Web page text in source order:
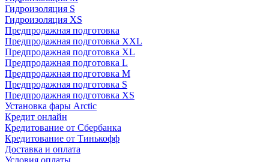
Гидроизоляция S
Гидроизоляция XS
Предпродажная подготовка
Предпродажная подготовка XXL
Предпродажная подготовка XL
Предпродажная подготовка L
Предпродажная подготовка M
Предпродажная подготовка S
Предпродажная подготовка XS
Установка фары Arctic
Кредит онлайн
Кредитование от Сбербанка
Кредитование от Тинькофф
Доставка и оплата
Условия оплаты